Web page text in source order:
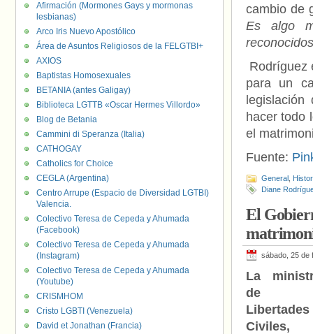
cambio de
Es algo
Rodríguez
para un
hacer todo
el
Fuente:
General
Diane
El
sábado, 25 de
La
de
Libertades
Civiles,
Afirmación (Mormones Gays y mormonas
lesbianas)
Arco Iris Nuevo Apostólico
Área de Asuntos Religiosos de la FELGTBI+
AXIOS
Baptistas Homosexuales
BETANIA (antes Galigay)
Biblioteca LGTTB «Oscar Hermes Villordo»
Blog de Betania
Cammini di Speranza (Italia)
CATHOGAY
Catholics for Choice
CEGLA (Argentina)
Centro Arrupe (Espacio de Diversidad LGTBI)
Valencia.
Colectivo Teresa de Cepeda y Ahumada
(Facebook)
Colectivo Teresa de Cepeda y Ahumada
(Instagram)
Colectivo Teresa de Cepeda y Ahumada
(Youtube)
CRISMHOM
Cristo LGBTI (Venezuela)
David et Jonathan (Francia)